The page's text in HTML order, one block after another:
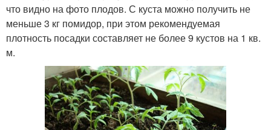
что видно на фото плодов. С куста можно получить не
меньше 3 кг помидор, при этом рекомендуемая
плотность посадки составляет не более 9 кустов на 1 кв.
м.